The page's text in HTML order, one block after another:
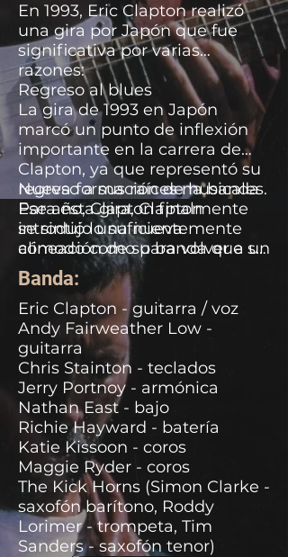
En 1993, Eric Clapton realizó
una gira por Japón que fue
significativa por varias
razones:
Regreso al blues
La gira de 1993 en Japón
marcó un punto de inflexión
importante en la carrera de
Clapton, ya que representó su
regreso a sus raíces musicales.
Ese año, Clapton finalmente
se sintió lo suficientemente
cómodo como para volver a un
repertorio centrado
exclusivamente en el blues.
Esto fue un cambio notable en
su dirección artística después
de años de éxito comercial con
un sonido más pop y rock.
Nueva formación de la banda
Para esta gira, Clapton
introdujo una nueva
alineación de su banda que se
mantendría relativamente
estable hasta 1996. Este nuevo
grupo de músicos estaba
especialmente seleccionado
para interpretar el material
blues que Clapton quería
presentar.
Banda:
Eric Clapton - guitarra / voz
Andy Fairweather Low -
guitarra
Chris Stainton - teclados
Jerry Portnoy - armónica
Nathan East - bajo
Richie Hayward - batería
Katie Kissoon - coros
Maggie Ryder - coros
The Kick Horns (Simon Clarke -
saxofón barítono, Roddy
Lorimer - trompeta, Tim
Sanders - saxofón tenor)